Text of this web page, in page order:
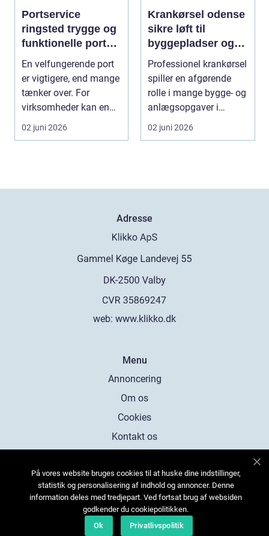
Portservice
ringsted trygge og
funktionelle porte i
hverdagen
En velfungerende port
er vigtigere, end mange
tænker over. For
virksomheder kan en
defekt port betyd...
02 juni 2026
Krankørsel odense
sikre løft til
byggepladser og
private opgaver
Professionel krankørsel
spiller en afgørende
rolle i mange bygge- og
anlægsopgaver i
Odense og omegn...
02 juni 2026
Adresse
web: www.klikko.dk
Menu
Annoncering
Om os
Cookies
Kontakt os
På vores website bruges cookies til at huske dine indstillinger,
statistik og personalisering af indhold og annoncer. Denne
information deles med tredjepart. Ved fortsat brug af websiden
godkender du cookiepolitikken.
Ok
Privatlivspolitik